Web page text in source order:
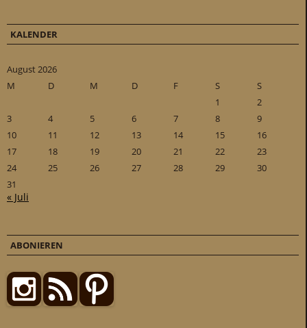
KALENDER
August 2026
M
D M D F S
S
1
2
3
4 5 6 7 8
9
10
11 12 13 14 15
16
17
18 19 20 21 22
23
24
25 26 27 28 29
30
31
« Juli
ABONIEREN